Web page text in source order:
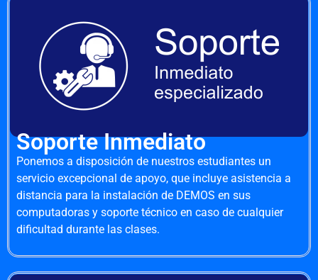
Soporte Inmediato
Ponemos a disposición de nuestros estudiantes un
servicio excepcional de apoyo, que incluye asistencia a
distancia para la instalación de DEMOS en sus
computadoras y soporte técnico en caso de cualquier
dificultad durante las clases.